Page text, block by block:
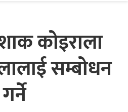
कोइराला
सम्बोधन
गर्ने